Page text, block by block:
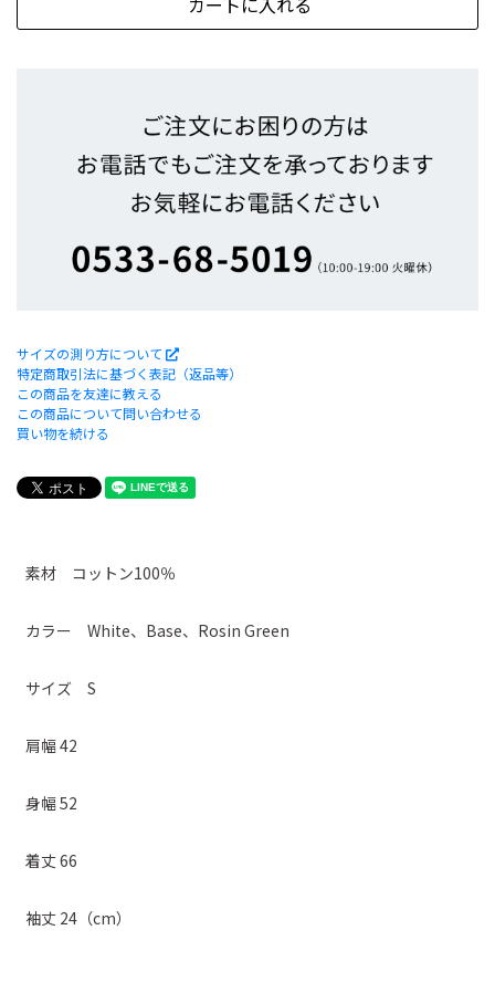
サイズの測り方について
特定商取引法に基づく表記（返品等）
この商品を友達に教える
この商品について問い合わせる
買い物を続ける
素材 コットン100％
カラー White、Base、Rosin Green
サイズ S
肩幅 42
身幅 52
着丈 66
袖丈 24（cm）